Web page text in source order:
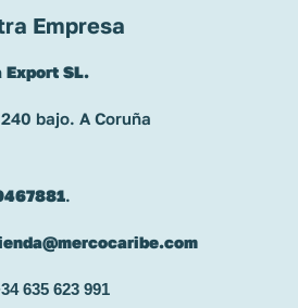
Empresa
Export SL.
bajo. A Coruña
.
635 623 991